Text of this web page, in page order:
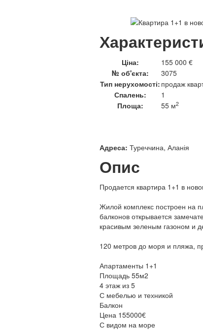
Ціна:
155 000 €
№ об'єкта:
3075
Тип нерухомості: продаж
Спалень:
1
Площа:
55 м2
Адреса: Туреччина, Аланія
Опис
Продается квартира 1+1 в
Жилой комплекс построен на
балконов открывается
красивым зеленым газоном и
120 метров до моря и пляжа,
Апартаменты 1+1
Площадь 55м2
4 этаж из 5
С мебелью и техникой
Балкон
Цена 155000€
С видом на море